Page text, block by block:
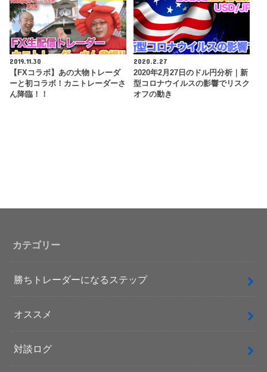
2019.11.30
【FXコラボ】あの大物トレーダ
ーと初コラボ！カニトレーダーさ
ん降臨！！
2020.2.27
2020年2月27日のドル円分析｜新
型コロナウイルスの影響でリスク
オフの動き
カテゴリー
勝ちトレーダーになるステップ
オススメ
対談ログ